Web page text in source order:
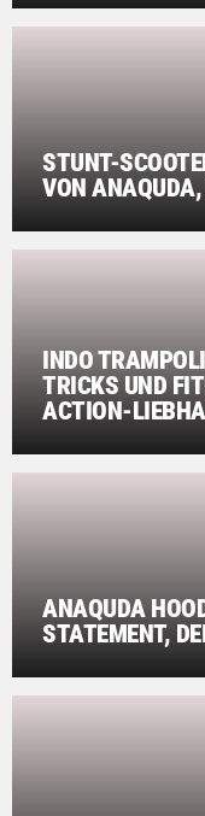
STUNT-
VON
INDO
TRICKS UND
ACTION-
ANAQUDA
STATEMENT,